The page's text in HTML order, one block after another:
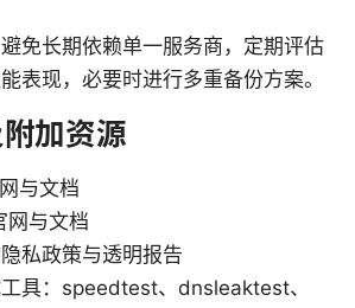
免长期依赖单一服务商，定期评估
表现，必要时进行多重备份方案。
加资源
与文档
网与文档
私政策与透明报告
具：speedtest、dnsleaktest、